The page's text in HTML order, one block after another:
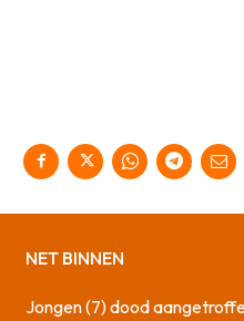
NET BINNEN
Jongen (7) dood